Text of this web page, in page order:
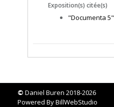
Exposition(s) citée(s)
"Documenta 5"
© Daniel Buren 2018-2026
Powered ByBillWebStudio